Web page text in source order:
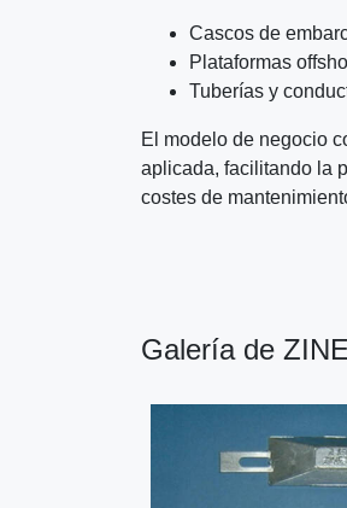
Cascos de
Plataformas
Tuberías y
El modelo de negocio
aplicada, facilitando la
costes de
Galería de